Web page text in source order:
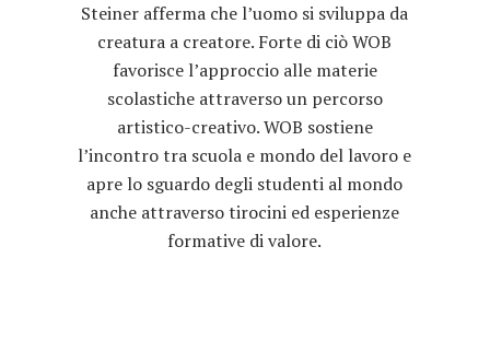
Steiner afferma che l’uomo si sviluppa da
creatura a creatore. Forte di ciò WOB
favorisce l’approccio alle materie
scolastiche attraverso un percorso
artistico-creativo. WOB sostiene
l’incontro tra scuola e mondo del lavoro e
apre lo sguardo degli studenti al mondo
anche attraverso tirocini ed esperienze
formative di valore.